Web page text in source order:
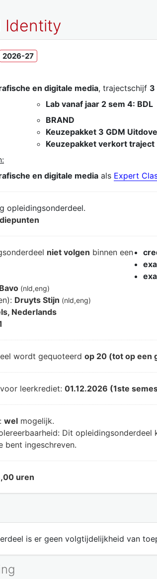
Identity
2026-27
en digitale media, trajectschijf 3
Lab vanaf jaar 2 sem 4: BDL
BRAND
Keuzepakket 3 GDM
Keuzepakket verkort traject
en digitale media als Expert
opleidingsonderdeel.
niet volgen binnen een
(nld,eng)
Druyts Stijn (nld,eng)
Nederlands
wordt gequoteerd op 20 (tot op een
leerkrediet: 01.12.2026 (1ste
wel mogelijk.
Dit opleidingsonderdeel
bent ingeschreven.
uren
is er geen volgtijdelijkheid van